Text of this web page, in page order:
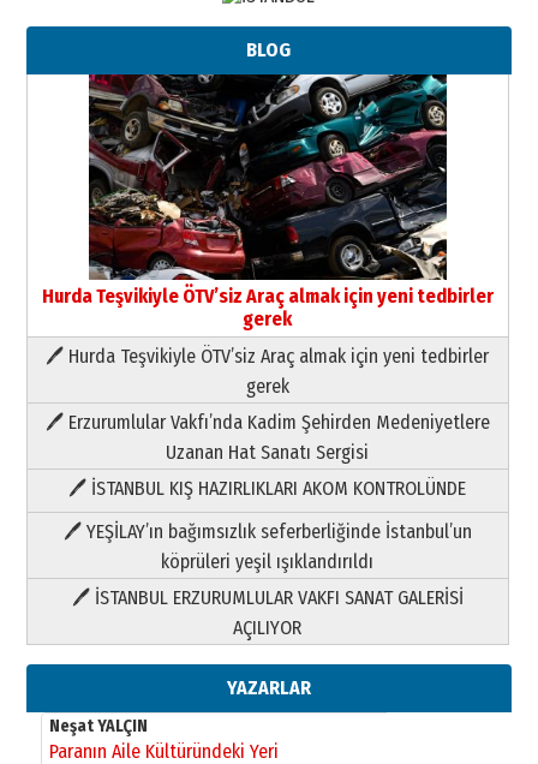
BLOG
Hurda Teşvikiyle ÖTV’siz Araç almak için yeni tedbirler
gerek
🖊 Hurda Teşvikiyle ÖTV’siz Araç almak için yeni tedbirler
gerek
🖊 Erzurumlular Vakfı’nda Kadim Şehirden Medeniyetlere
Uzanan Hat Sanatı Sergisi
🖊 İSTANBUL KIŞ HAZIRLIKLARI AKOM KONTROLÜNDE
🖊 YEŞİLAY’ın bağımsızlık seferberliğinde İstanbul’un
köprüleri yeşil ışıklandırıldı
🖊 İSTANBUL ERZURUMLULAR VAKFI SANAT GALERİSİ
AÇILIYOR
YAZARLAR
Paranın Aile Kültüründeki Yeri
03 Ağustos 2026 Pazartesi
Yıldırım Gündoğdu
HAVVA’NIN ÜÇ KIZI
09 Temmuz 2026 Perşembe
Yusuf POLAT
Şampiyonluk Sebahattin Şirin’e
11 Mayıs 2026 Pazartesi
Neşat YALÇIN
Paranın Aile Kültüründeki Yeri